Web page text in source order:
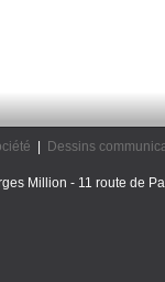
Dessins
Million - 11 route de